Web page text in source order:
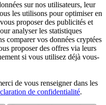
sur nos utilisateurs, leur
les utilisons pour optimiser en
proposer des publicités et
analyser les statistiques
comparer vos données cryptées
proposer des offres via leurs
si vous utilisez déjà vous-
de vous renseigner dans les
de confidentialité.